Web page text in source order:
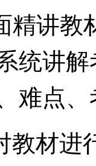
精讲教
统讲
难点、
教材进